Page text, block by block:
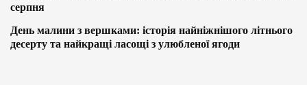
серпня
День малини з вершками: історія найніжнішого літнього
десерту та найкращі ласощі з улюбленої ягоди